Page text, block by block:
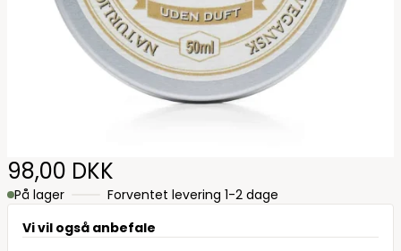
98,00 DKK
På lager
Forventet levering 1-2 dage
Vi vil også anbefale